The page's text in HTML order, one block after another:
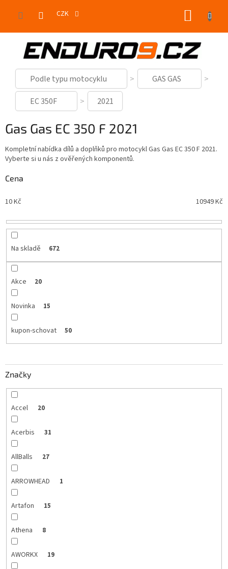
CZK
Podle typu motocyklu
GAS GAS
EC 350F
2021
Gas Gas EC 350 F 2021
Kompletní nabídka dílů a doplňků pro motocykl Gas Gas EC 350 F 2021.
Vyberte si u nás z ověřených komponentů.
Cena
10Kč 10949Kč
Na skladě 672
Akce 20
Novinka 15
kupon-schovat 50
Značky
Accel 20
Acerbis 31
AllBalls 27
ARROWHEAD 1
Artafon 15
Athena 8
AWORKX 19